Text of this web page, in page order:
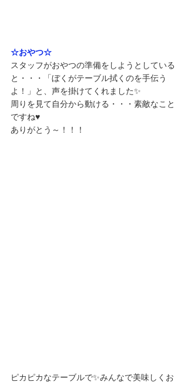
☆おやつ☆
スタッフがおやつの準備をしようとしている
と・・・「ぼくがテーブル拭くのを手伝う
よ！」と、声を掛けてくれました✨
周りを見て自分から動ける・・・素敵なこと
ですね♥️
ありがとう～！！！
ピカピカなテーブルで✨みんなで美味しくお